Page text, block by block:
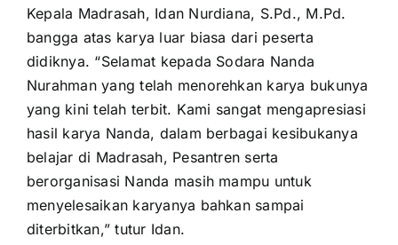
Kepala Madrasah, Idan Nurdiana, S.Pd., M.Pd.
bangga atas karya luar biasa dari peserta
didiknya. “Selamat kepada Sodara Nanda
Nurahman yang telah menorehkan karya bukunya
yang kini telah terbit. Kami sangat mengapresiasi
hasil karya Nanda, dalam berbagai kesibukanya
belajar di Madrasah, Pesantren serta
berorganisasi Nanda masih mampu untuk
menyelesaikan karyanya bahkan sampai
diterbitkan,” tutur Idan.